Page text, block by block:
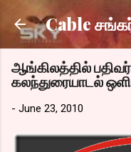
Cable
ஆங்கிலத்தில்
கலந்துரையாடல்
- June 23, 2010